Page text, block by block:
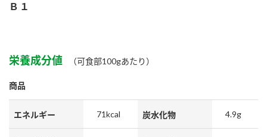
Ｂ１
栄養成分値 （可食部100gあたり）
商品
エネルギー 71kcal 炭水化物 4.9g